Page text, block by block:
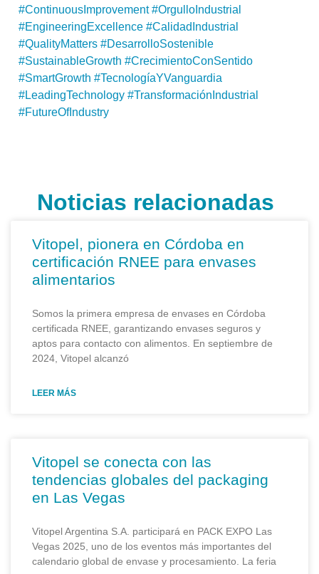
#ContinuousImprovement #OrgulloIndustrial
#EngineeringExcellence #CalidadIndustrial
#QualityMatters #DesarrolloSostenible
#SustainableGrowth #CrecimientoConSentido
#SmartGrowth #TecnologíaYVanguardia
#LeadingTechnology #TransformaciónIndustrial
#FutureOfIndustry
Noticias relacionadas
Vitopel, pionera en Córdoba en
certificación RNEE para envases
alimentarios
Somos la primera empresa de envases en Córdoba
certificada RNEE, garantizando envases seguros y
aptos para contacto con alimentos. En septiembre de
2024, Vitopel alcanzó
LEER MÁS
Vitopel se conecta con las
tendencias globales del packaging
en Las Vegas
Vitopel Argentina S.A. participará en PACK EXPO Las
Vegas 2025, uno de los eventos más importantes del
calendario global de envase y procesamiento. La feria